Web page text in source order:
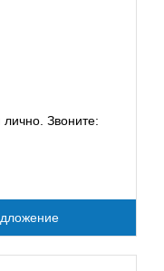
Звоните: